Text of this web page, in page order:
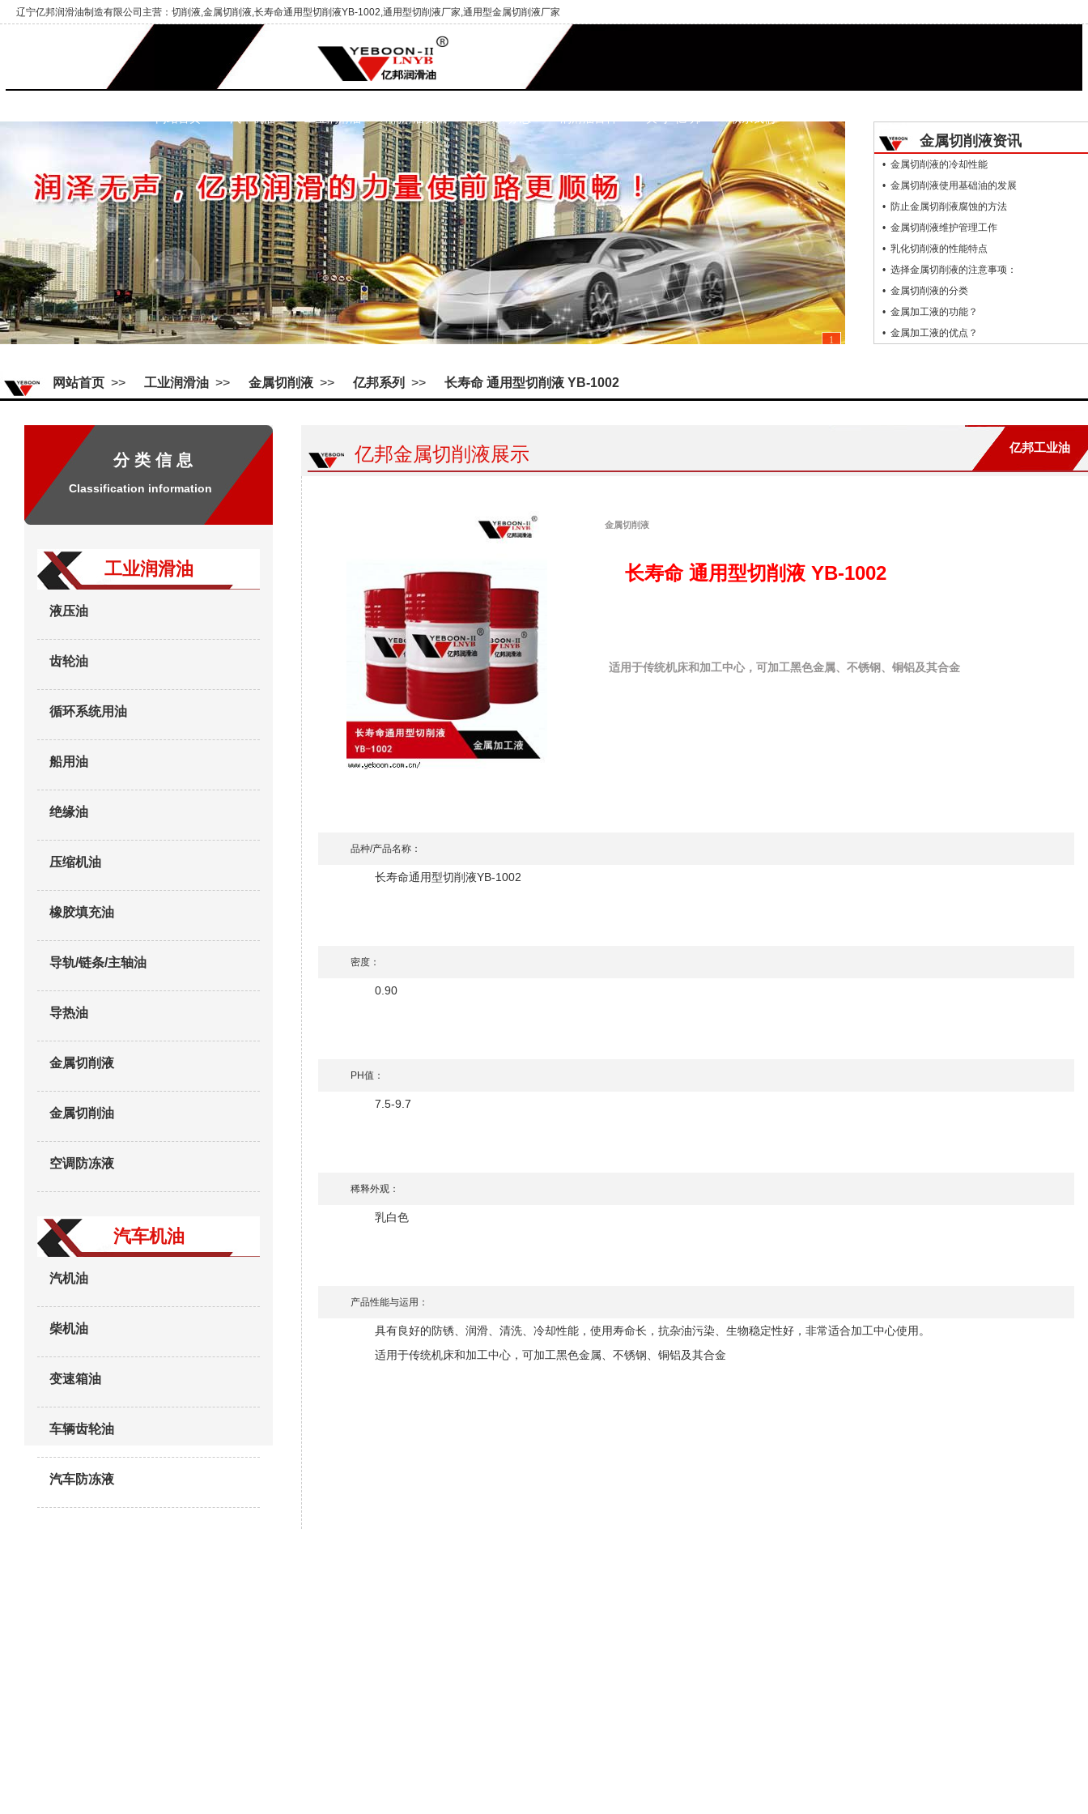
辽宁亿邦润滑油制造有限公司主营：切削液,金属切削液,长寿命通用型切削液YB-1002,通用型切削液厂家,通用型金属切削液厂家
网站首页 汽车机油 工业润滑油 润滑油资讯 亿 邦 动 态 润滑油百科 关 于 亿 邦 联系我们
1
金属切削液资讯
• 金属切削液的冷却性能
• 金属切削液使用基础油的发展
• 防止金属切削液腐蚀的方法
• 金属切削液维护管理工作
• 乳化切削液的性能特点
• 选择金属切削液的注意事项：
• 金属切削液的分类
• 金属加工液的功能？
• 金属加工液的优点？
网站首页 >> 工业润滑油 >> 金属切削液 >> 亿邦系列 >> 长寿命 通用型切削液 YB-1002
分 类 信 息
Classification information
工业润滑油
液压油
齿轮油
循环系统用油
船用油
绝缘油
压缩机油
橡胶填充油
导轨/链条/主轴油
导热油
金属切削液
金属切削油
空调防冻液
汽车机油
汽机油
柴机油
变速箱油
车辆齿轮油
汽车防冻液
亿邦金属切削液展示 亿邦工业油
金属切削液
长寿命 通用型切削液 YB-1002
适用于传统机床和加工中心，可加工黑色金属、不锈钢、铜铝及其合金
品种/产品名称：
长寿命通用型切削液YB-1002
密度：
0.90
PH值：
7.5-9.7
稀释外观：
乳白色
产品性能与运用：
具有良好的防锈、润滑、清洗、冷却性能，使用寿命长，抗杂油污染、生物稳定性好，非常适合加工中心使用。
适用于传统机床和加工中心，可加工黑色金属、不锈钢、铜铝及其合金